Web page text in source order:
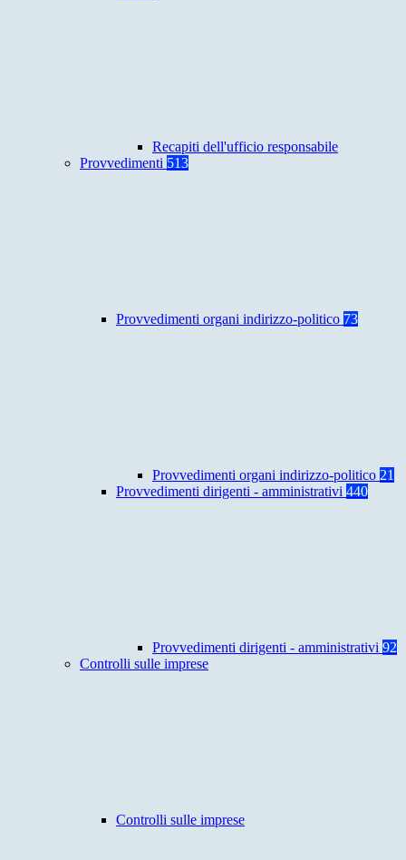
Recapiti dell'ufficio responsabile
Provvedimenti 513
Provvedimenti organi indirizzo-politico 73
Provvedimenti organi indirizzo-politico 21
Provvedimenti dirigenti - amministrativi 440
Provvedimenti dirigenti - amministrativi 92
Controlli sulle imprese
Controlli sulle imprese